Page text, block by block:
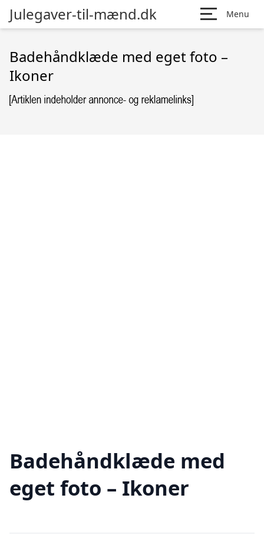
Julegaver-til-mænd.dk Menu
Badehåndklæde med eget foto –
Ikoner
Badehåndklæde med
eget foto – Ikoner